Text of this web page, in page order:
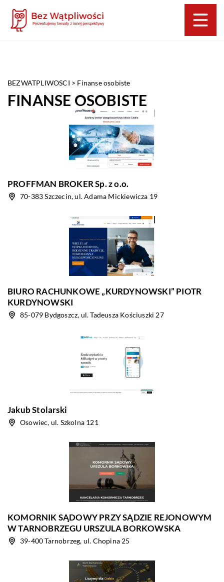
BEZWATPLIWOSCI > Finanse osobiste
FINANSE OSOBISTE
PROFFMAN BROKER Sp. z o.o.
70-383 Szczecin, ul. Adama Mickiewicza 19
BIURO RACHUNKOWE „KURDYNOWSKI” PIOTR
KURDYNOWSKI
85-079 Bydgoszcz, ul. Tadeusza Kościuszki 27
Jakub Stolarski
Osowiec, ul. Szkolna 121
KOMORNIK SĄDOWY PRZY SĄDZIE REJONOWYM
W TARNOBRZEGU URSZULA BORKOWSKA
39-400 Tarnobrzeg, ul. Chopina 25